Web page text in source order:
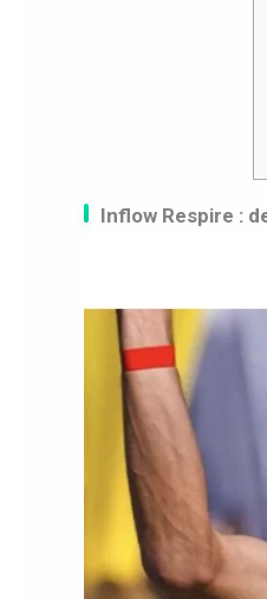
Inflow Respire :